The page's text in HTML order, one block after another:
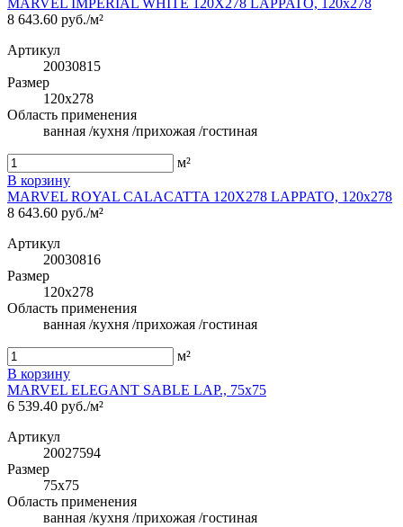
MARVEL IMPERIAL WHITE 120X278 LAPPATO, 120x278
8 643.60 руб./м²
Артикул
20030815
Размер
120x278
Область применения
ванная /кухня /прихожая /гостиная
м²
В корзину
MARVEL ROYAL CALACATTA 120X278 LAPPATO, 120x278
8 643.60 руб./м²
Артикул
20030816
Размер
120x278
Область применения
ванная /кухня /прихожая /гостиная
м²
В корзину
MARVEL ELEGANT SABLE LAP., 75x75
6 539.40 руб./м²
Артикул
20027594
Размер
75x75
Область применения
ванная /кухня /прихожая /гостиная